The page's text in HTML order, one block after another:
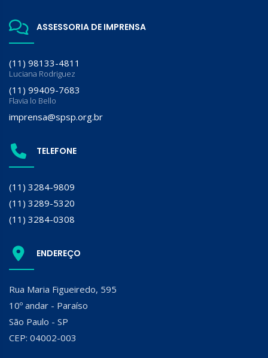
ASSESSORIA DE IMPRENSA
(11) 98133-4811
Luciana Rodriguez
(11) 99409-7683
Flavia lo Bello
imprensa@spsp.org.br
TELEFONE
(11) 3284-9809
(11) 3289-5320
(11) 3284-0308
ENDEREÇO
Rua Maria Figueiredo, 595
10º andar - Paraíso
São Paulo - SP
CEP: 04002-003